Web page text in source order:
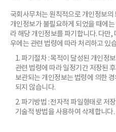
국회사무처는 원칙적으로 개인정보의
개인정보가 불필요하게 되었을 때에
라 해당 개인정보를 파기합니다. 다만,
우에는 관련 법령에 따라 처리하고 있
1. 파기절차 : 목적이 달성된 개인정
관련 법령에 따라 일정기간 저장된
보관되는 개인정보는 법령에 의한
되지 않습니다.
2. 파기방법 : 전자적 파일형태로 저
기술적 방법을 사용하여 삭제합니다.